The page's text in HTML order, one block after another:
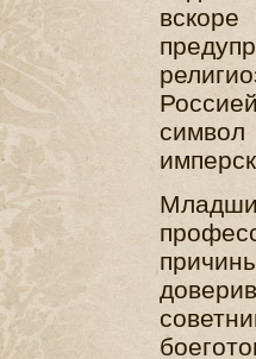
символ